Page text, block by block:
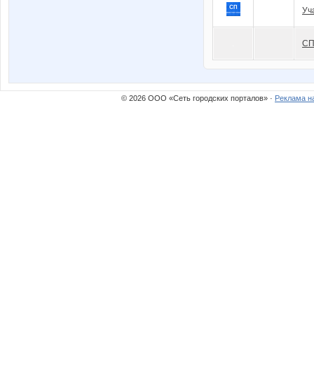
© 2026 ООО «Сеть городских порталов» · Реклама